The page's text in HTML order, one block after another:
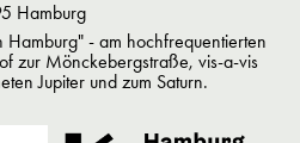
Hamburg
Hamburg" - am hochfrequentierten
zur Mönckebergstraße, vis-a-vis
Jupiter und zum Saturn.